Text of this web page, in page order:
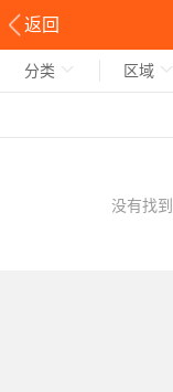
返回
分类 区域
没有找